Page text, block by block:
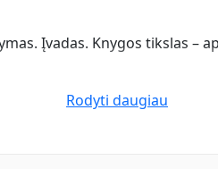
Įvadas. Knygos tikslas –
Rodyti daugiau